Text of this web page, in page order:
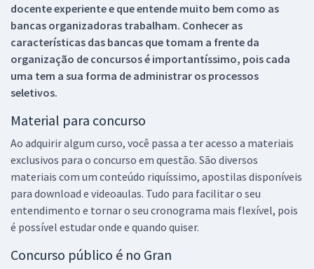
docente experiente e que entende muito bem como as
bancas organizadoras trabalham. Conhecer as
características das bancas que tomam a frente da
organização de concursos é importantíssimo, pois cada
uma tem a sua forma de administrar os processos
seletivos.
Material para concurso
Ao adquirir algum curso, você passa a ter acesso a materiais
exclusivos para o concurso em questão. São diversos
materiais com um conteúdo riquíssimo, apostilas disponíveis
para download e videoaulas. Tudo para facilitar o seu
entendimento e tornar o seu cronograma mais flexível, pois
é possível estudar onde e quando quiser.
Concurso público é no Gran